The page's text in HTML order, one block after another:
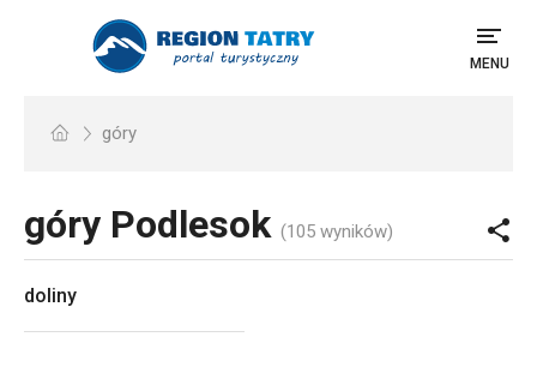
MENU
góry
góry Podlesok (105 wyników)
doliny